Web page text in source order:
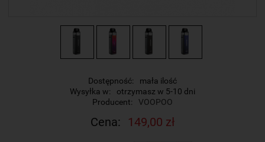
Dostępność:
mała ilość
Wysyłka w:
otrzymasz w 5-10 dni
Producent:
VOOPOO
Cena: 149,00 zł